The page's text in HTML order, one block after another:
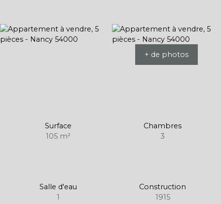
+ de photos
Surface
105 m²
Chambres
3
Salle d'eau
1
Construction
1915